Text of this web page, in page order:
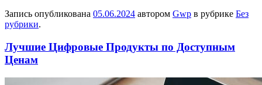
Запись опубликована 05.06.2024 автором Gwp в рубрике Без
рубрики.
Лучшие Цифровые Продукты по Доступным
Ценам